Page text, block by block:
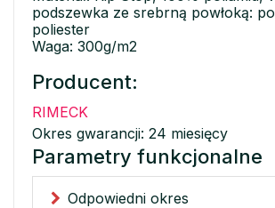
podszewka ze srebrną powłoką:
poliester
Waga: 300g/m2
Producent:
RIMECK
Okres gwarancji: 24 miesięcy
Parametry funkcjonalne
Odpowiedni okres